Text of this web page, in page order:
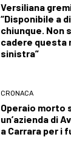
Versiliana
“Disponibile a
chiunque. Non
cadere questa
sinistra”
CRONACA
Operaio morto
un’azienda di
a Carrara per i